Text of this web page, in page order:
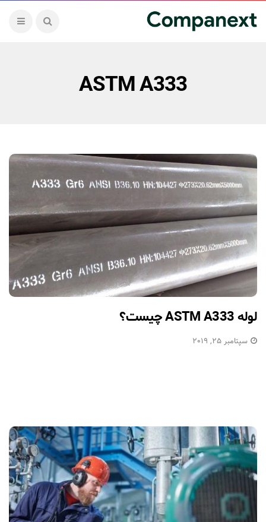
ASTM A333
لوله ASTM A333 چیست؟
سپتامبر 25, 2019